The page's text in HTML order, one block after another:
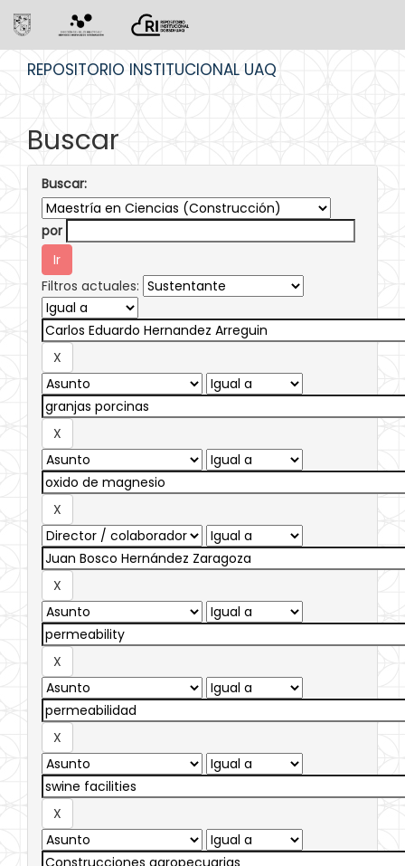
REPOSITORIO INSTITUCIONAL UAQ
Buscar
Buscar:
por
Filtros actuales: